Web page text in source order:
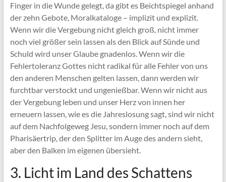
Finger in die Wunde gelegt, da gibt es Beichtspiegel anhand
der zehn Gebote, Moralkataloge – implizit und explizit.
Wenn wir die Vergebung nicht gleich groß, nicht immer
noch viel größer sein lassen als den Blick auf Sünde und
Schuld wird unser Glaube gnadenlos. Wenn wir die
Fehlertoleranz Gottes nicht radikal für alle Fehler von uns
den anderen Menschen gelten lassen, dann werden wir
furchtbar verstockt und ungenießbar. Wenn wir nicht aus
der Vergebung leben und unser Herz von innen her
erneuern lassen, wie es die Jahreslosung sagt, sind wir nicht
auf dem Nachfolgeweg Jesu, sondern immer noch auf dem
Pharisäertrip, der den Splitter im Auge des andern sieht,
aber den Balken im eigenen übersieht.
3. Licht im Land des Schattens